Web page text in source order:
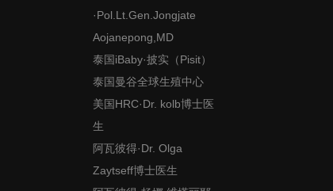
·Pol.Lt.Gen.Jongjate
Aojanepong,MD
泰国iBaby·披实（Pisit）
泰国曼谷全球生殖中心
美国HRC·Dr. kolb博士医
生
阿瓦彼得·Dr. Olga
Zaytseff博士医生